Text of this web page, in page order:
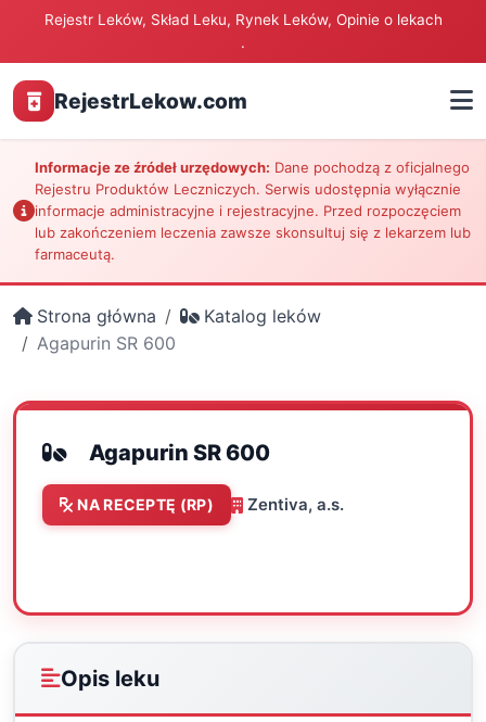
Rejestr Leków, Skład Leku, Rynek Leków, Opinie o lekach
.
RejestrLekow.com
Informacje ze źródeł urzędowych: Dane pochodzą z oficjalnego
Rejestru Produktów Leczniczych. Serwis udostępnia wyłącznie
informacje administracyjne i rejestracyjne. Przed rozpoczęciem
lub zakończeniem leczenia zawsze skonsultuj się z lekarzem lub
farmaceutą.
Strona główna
Katalog leków
Agapurin SR 600
Agapurin SR 600
NA RECEPTĘ (RP) Zentiva, a.s.
Opis leku